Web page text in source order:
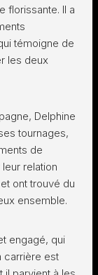
florissante. Il a
témoigne de
les deux
Delphine
tournages,
de
relation
ont trouvé du
ensemble.
engagé, qui
carrière est